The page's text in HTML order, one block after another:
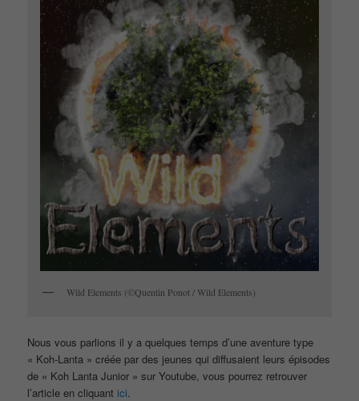
Wild Elements (©Quentin Ponot / Wild Elements)
Nous vous parlions il y a quelques temps d’une aventure type
« Koh-Lanta » créée par des jeunes qui diffusaient leurs épisodes
de « Koh Lanta Junior » sur Youtube, vous pourrez retrouver
l’article en cliquant ici.